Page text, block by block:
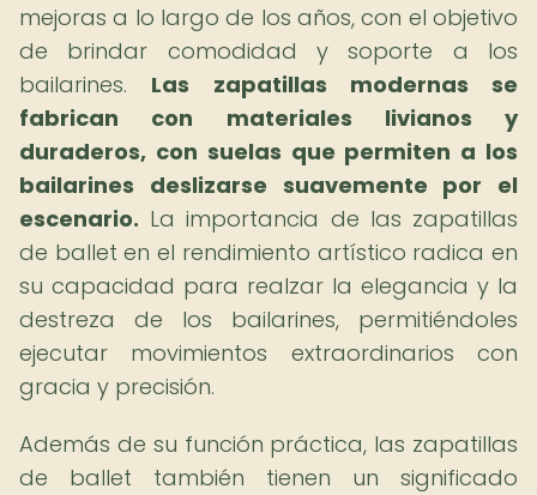
mejoras a lo largo de los años, con el objetivo
de brindar comodidad y soporte a los
bailarines. Las zapatillas modernas se
fabrican con materiales livianos y
duraderos, con suelas que permiten a los
bailarines deslizarse suavemente por el
escenario. La importancia de las zapatillas
de ballet en el rendimiento artístico radica en
su capacidad para realzar la elegancia y la
destreza de los bailarines, permitiéndoles
ejecutar movimientos extraordinarios con
gracia y precisión.
Además de su función práctica, las zapatillas
de ballet también tienen un significado